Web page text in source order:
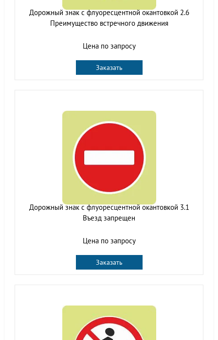
Дорожный знак с флуоресцентной окантовкой 2.6
Преимущество встречного движения
Цена по запросу
Заказать
Дорожный знак с флуоресцентной окантовкой 3.1
Въезд запрещен
Цена по запросу
Заказать